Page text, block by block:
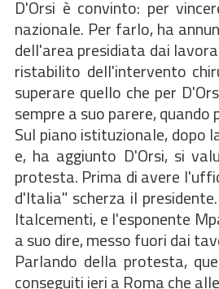
D'Orsi è convinto: per
nazionale. Per farlo, ha
dell'area presidiata dai
ristabilito dell'intervento
superare quello che per
sempre a suo parere,
Sul piano istituzionale, dopo
e, ha aggiunto D'Orsi, si
protesta. Prima di avere
d'Italia" scherza il
Italcementi, e l'esponente
a suo dire, messo fuori dai
Parlando della protesta,
conseguiti ieri a Roma che